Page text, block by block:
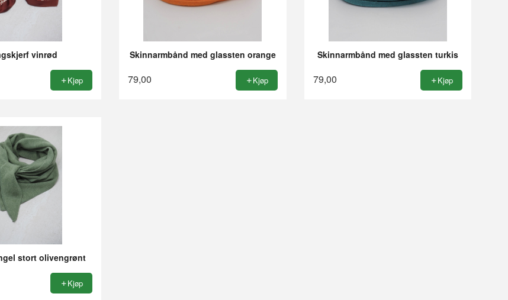
vinrød
Kjøp
Skinnarmbånd med glassten orange
79,00 Kjøp
Skinnarmbånd med glassten turkis
79,00 Kjøp
stort olivengrønt
Kjøp